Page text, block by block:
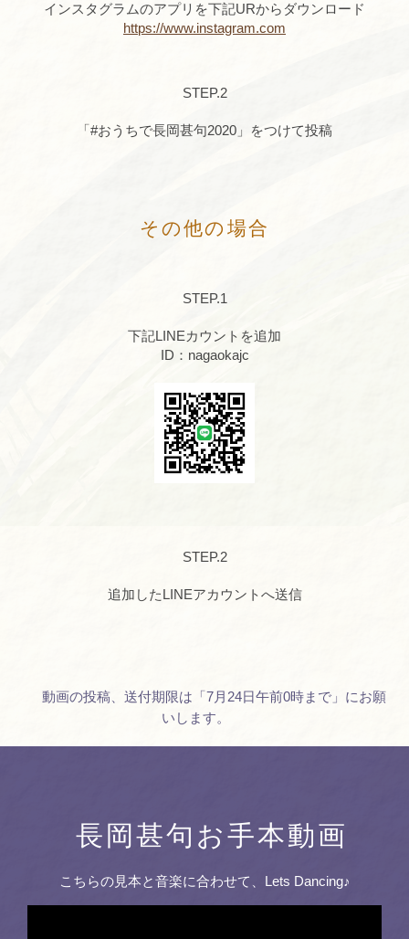
インスタグラムのアプリを下記URからダウンロード
https://www.instagram.com
STEP.2
「#おうちで長岡甚句2020」をつけて投稿
その他の場合
STEP.1
下記LINEカウントを追加
ID：nagaokajc
STEP.2
追加したLINEアカウントへ送信
動画の投稿、送付期限は「7月24日午前0時まで」にお願
いします。
長岡甚句お手本動画
こちらの見本と音楽に合わせて、Lets Dancing♪